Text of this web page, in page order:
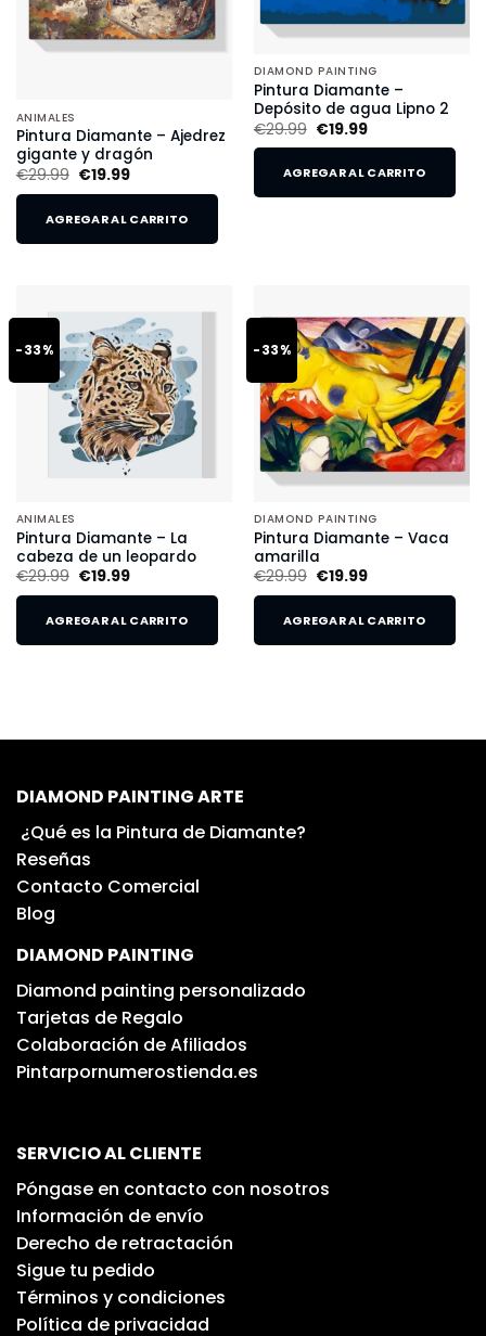
ANIMALES
Pintura Diamante – Ajedrez
gigante y dragón
€29.99 €19.99
AGREGAR AL CARRITO
DIAMOND PAINTING
Pintura Diamante –
Depósito de agua Lipno 2
€29.99 €19.99
AGREGAR AL CARRITO
-33%
ANIMALES
Pintura Diamante – La
cabeza de un leopardo
€29.99 €19.99
AGREGAR AL CARRITO
-33%
DIAMOND PAINTING
Pintura Diamante – Vaca
amarilla
€29.99 €19.99
AGREGAR AL CARRITO
DIAMOND PAINTING ARTE
¿Qué es la Pintura de Diamante?
Reseñas
Contacto Comercial
Blog
DIAMOND PAINTING
Diamond painting personalizado
Tarjetas de Regalo
Colaboración de Afiliados
Pintarpornumerostienda.es
SERVICIO AL CLIENTE
Póngase en contacto con nosotros
Información de envío
Derecho de retractación
Sigue tu pedido
Términos y condiciones
Política de privacidad